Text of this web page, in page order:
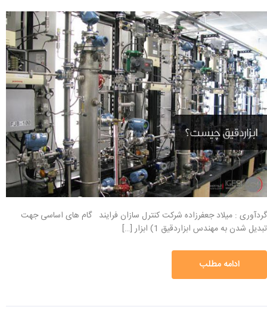
گردآوری : میلاد جعفرزاده شرکت کنترل سازان فرایند گام های اساسی جهت
تبدیل شدن به مهندس ابزاردقیق ‎1) ابزار […]
ادامه مطلب